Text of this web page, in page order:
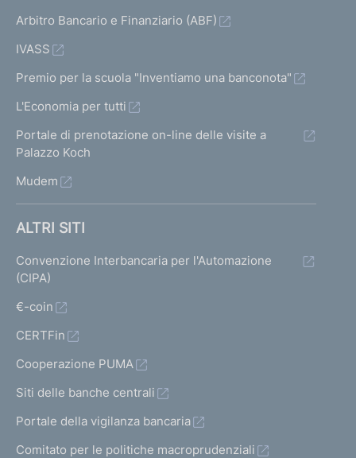
Arbitro Bancario e Finanziario (ABF)
IVASS
Premio per la scuola "Inventiamo una banconota"
L'Economia per tutti
Portale di prenotazione on-line delle visite a
Palazzo Koch
Mudem
ALTRI SITI
Convenzione Interbancaria per l'Automazione
(CIPA)
€-coin
CERTFin
Cooperazione PUMA
Siti delle banche centrali
Portale della vigilanza bancaria
Comitato per le politiche macroprudenziali